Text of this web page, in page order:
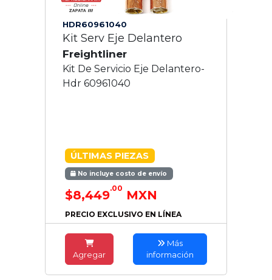
HDR60961040
Kit Serv Eje Delantero
Freightliner
Kit De Servicio Eje Delantero-
Hdr 60961040
ÚLTIMAS PIEZAS
No incluye costo de envío
$8,449.00 MXN
PRECIO EXCLUSIVO EN LÍNEA
Agregar
Más
información